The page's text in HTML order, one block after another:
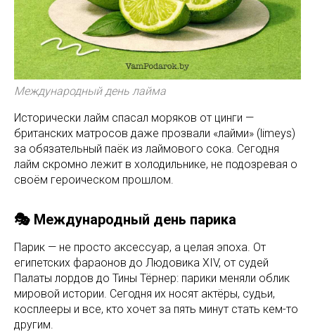
Международный день лайма
Исторически лайм спасал моряков от цинги —
британских матросов даже прозвали «лайми» (limeys)
за обязательный паёк из лаймового сока. Сегодня
лайм скромно лежит в холодильнике, не подозревая о
своём героическом прошлом.
🎭 Международный день парика
Парик — не просто аксессуар, а целая эпоха. От
египетских фараонов до Людовика XIV, от судей
Палаты лордов до Тины Тёрнер: парики меняли облик
мировой истории. Сегодня их носят актёры, судьи,
косплееры и все, кто хочет за пять минут стать кем-то
другим.